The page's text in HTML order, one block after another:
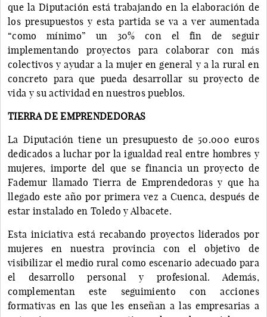
que la Diputación está trabajando en la elaboración de
los presupuestos y esta partida se va a ver aumentada
“como mínimo” un 30% con el fin de seguir
implementando proyectos para colaborar con más
colectivos y ayudar a la mujer en general y a la rural en
concreto para que pueda desarrollar su proyecto de
vida y su actividad en nuestros pueblos.
TIERRA DE EMPRENDEDORAS
La Diputación tiene un presupuesto de 50.000 euros
dedicados a luchar por la igualdad real entre hombres y
mujeres, importe del que se financia un proyecto de
Fademur llamado Tierra de Emprendedoras y que ha
llegado este año por primera vez a Cuenca, después de
estar instalado en Toledo y Albacete.
Esta iniciativa está recabando proyectos liderados por
mujeres en nuestra provincia con el objetivo de
visibilizar el medio rural como escenario adecuado para
el desarrollo personal y profesional. Además,
complementan este seguimiento con acciones
formativas en las que les enseñan a las empresarias a